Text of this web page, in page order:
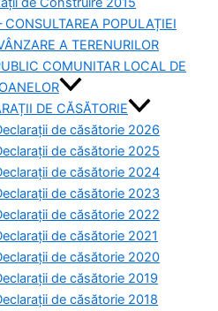
CONSULTAREA POPULAȚIEI
A TERENURILOR
COMUNITAR LOCAL DE
DE CĂSĂTORIE
de căsătorie 2026
de căsătorie 2025
de căsătorie 2024
de căsătorie 2023
de căsătorie 2022
de căsătorie 2021
de căsătorie 2020
de căsătorie 2019
de căsătorie 2018